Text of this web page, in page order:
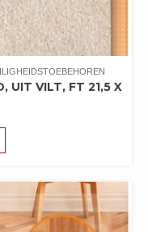
UIT VILT, FT 21,5 X